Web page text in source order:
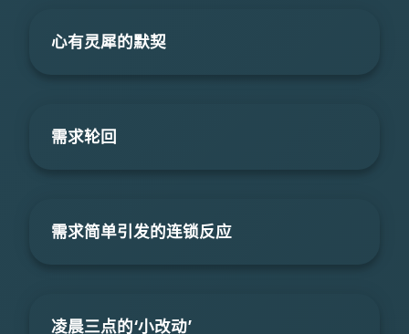
心有灵犀的默契
需求轮回
需求简单引发的连锁反应
凌晨三点的‘小改动’